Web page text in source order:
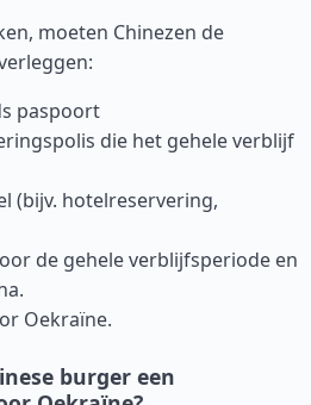
moeten Chinezen de
paspoort
die het gehele verblijf
(bijv. hotelreservering,
de gehele verblijfsperiode en
Oekraïne.
burger een